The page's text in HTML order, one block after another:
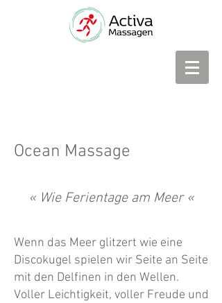
Ocean Massage
« Wie Ferientage am Meer «
Wenn das Meer glitzert wie eine
Discokugel spielen wir Seite an Seite
mit den Delfinen in den Wellen.
Voller Leichtigkeit, voller Freude und